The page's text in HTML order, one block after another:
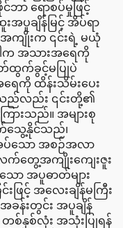
ဘာ ရောစပ်မှုဖြင့်
အပူချိန်မြင့် အိပ်ရာ
ျိုးက ၎င်းရဲ့ မယုံ
က အသားအရေကို
တ်ထွက်ခွင့်မပြုပဲ
ေကို ထိန်းသိမ်းပေး
ည်လည်း ၎င်းတို့၏
ားသည်။ အများစု
က်သွေ့နိုင်သည်၊
ပ်သော အစဉ်အလာ
တွေ့အကျိုးကျေးဇူး
ာ အပူဓာတ်များ
းဖြင့် အလေးချိန်မကြီး
န်းတွင်း အပူချိန်
တစ်နှစ်လုံး အသုံးပြုရန်